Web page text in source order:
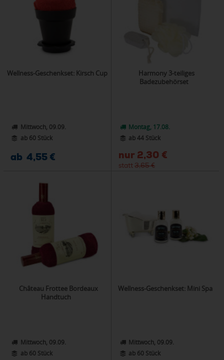
Wellness-Geschenkset: Kirsch Cup
Mittwoch, 09.09.
ab 60 Stück
ab 4,55 €
Harmony 3-teiliges
Badezubehörset
Montag, 17.08.
ab 44 Stück
nur 2,30 €
statt3,65 €
Château Frottee Bordeaux
Handtuch
Mittwoch, 09.09.
ab 60 Stück
Wellness-Geschenkset: Mini Spa
Mittwoch, 09.09.
ab 60 Stück